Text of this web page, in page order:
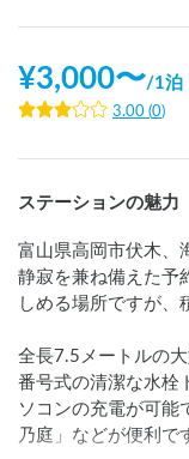
¥3,000〜/1泊
3.00 (0)
ステーションの魅力
富山県高岡市伏木、
静寂を兼ね備えた予
しめる場所ですが、
全長7.5メートルの
番号式の清潔な水栓
ソコンの充電が可能
乃庭」などが便利で